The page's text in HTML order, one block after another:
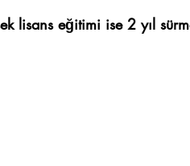
lisans eğitimi ise 2 yıl